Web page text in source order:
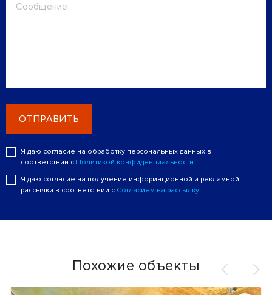
ОТПРАВИТЬ
Я даю согласие на обработку персональных данных в
соответствии с Политикой конфиденциальности
Я даю согласие на получение информационной и рекламной
рассылки в соответствии с Согласием на рассылку
Похожие объекты